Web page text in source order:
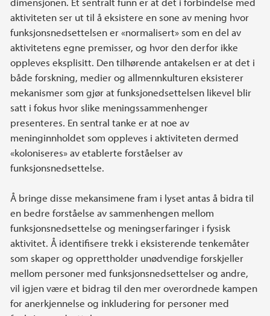
aktiviteten ser ut til å eksistere en sone av mening hvor
funksjonsnedsettelsen er «normalisert» som en del av
aktivitetens egne premisser, og hvor den derfor ikke
oppleves eksplisitt. Den tilhørende antakelsen er at det i
både forskning, medier og allmennkulturen eksisterer
mekanismer som gjør at funksjonedsettelsen likevel blir
satt i fokus hvor slike meningssammenhenger
presenteres. En sentral tanke er at noe av
meninginnholdet som oppleves i aktiviteten dermed
«koloniseres» av etablerte forståelser av
funksjonsnedsettelse.
Å bringe disse mekansimene fram i lyset antas å bidra til
en bedre forståelse av sammenhengen mellom
funksjonsnedsettelse og meningserfaringer i fysisk
aktivitet. Å identifisere trekk i eksisterende tenkemåter
som skaper og opprettholder unødvendige forskjeller
mellom personer med funksjonsnedsettelser og andre,
vil igjen være et bidrag til den mer overordnede kampen
for anerkjennelse og inkludering for personer med